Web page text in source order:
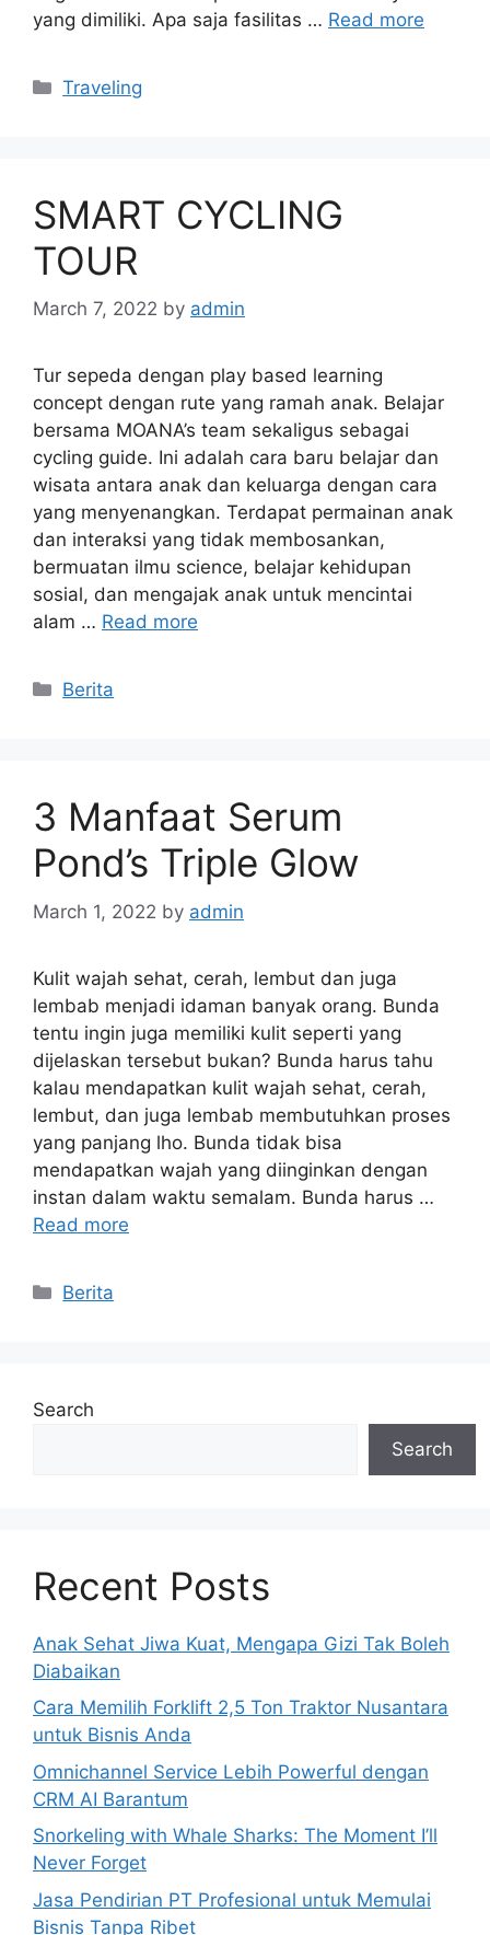
yang dimiliki. Apa saja fasilitas … Read more
Categories
Traveling
SMART CYCLING
TOUR
March 7, 2022 by admin
Tur sepeda dengan play based learning
concept dengan rute yang ramah anak. Belajar
bersama MOANA’s team sekaligus sebagai
cycling guide. Ini adalah cara baru belajar dan
wisata antara anak dan keluarga dengan cara
yang menyenangkan. Terdapat permainan anak
dan interaksi yang tidak membosankan,
bermuatan ilmu science, belajar kehidupan
sosial, dan mengajak anak untuk mencintai
alam … Read more
Categories
Berita
3 Manfaat Serum
Pond’s Triple Glow
March 1, 2022 by admin
Kulit wajah sehat, cerah, lembut dan juga
lembab menjadi idaman banyak orang. Bunda
tentu ingin juga memiliki kulit seperti yang
dijelaskan tersebut bukan? Bunda harus tahu
kalau mendapatkan kulit wajah sehat, cerah,
lembut, dan juga lembab membutuhkan proses
yang panjang lho. Bunda tidak bisa
mendapatkan wajah yang diinginkan dengan
instan dalam waktu semalam. Bunda harus …
Read more
Categories
Berita
Search
Search
Recent Posts
Anak Sehat Jiwa Kuat, Mengapa Gizi Tak Boleh
Diabaikan
Cara Memilih Forklift 2,5 Ton Traktor Nusantara
untuk Bisnis Anda
Omnichannel Service Lebih Powerful dengan
CRM AI Barantum
Snorkeling with Whale Sharks: The Moment I’ll
Never Forget
Jasa Pendirian PT Profesional untuk Memulai
Bisnis Tanpa Ribet